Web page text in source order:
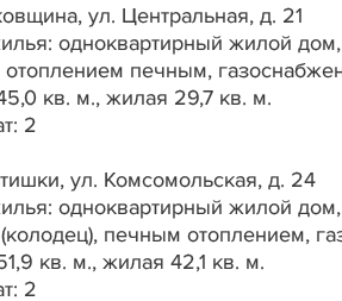
ул. Центральная, д. 21
одноквартирный жилой
печным,
кв. м., жилая 29,7 кв. м.
2
ул. Комсомольская, д. 24
одноквартирный жилой
печным отоплением,
кв. м., жилая 42,1 кв. м.
2